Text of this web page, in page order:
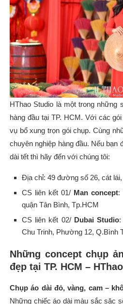
HThao Studio là một trong những
hàng đầu tại TP. HCM. Với các
vụ bổ xung trọn gói chụp. Cùng
chuyên nghiệp hàng đầu. Nếu bạn
dài tết thì hãy đến với chúng tôi:
Địa chỉ: 49 đường số 26, cát
CS liên kết 01/ Man concept:
quận Tân Bình, Tp.HCM
CS liên kết 02/ Dubai Studio:
Chu Trinh, Phường 12, Q.Bình
Những concept chụp
đẹp tại TP. HCM –
Chụp áo dài đỏ, vàng, cam –
Những chiếc áo dài màu sắc sặc